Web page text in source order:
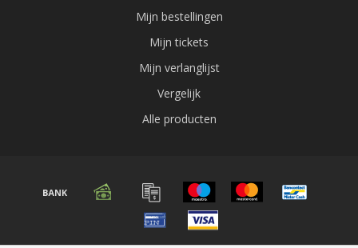
Mijn bestellingen
Mijn tickets
Mijn verlanglijst
Vergelijk
Alle producten